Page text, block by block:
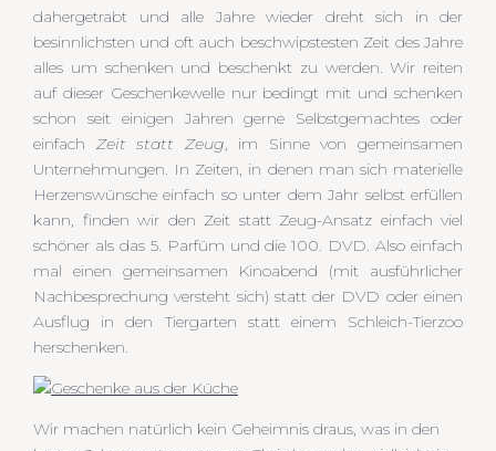
dahergetrabt und alle Jahre wieder dreht sich in der
besinnlichsten und oft auch beschwipstesten Zeit des Jahre
alles um schenken und beschenkt zu werden. Wir reiten
auf dieser Geschenkewelle nur bedingt mit und schenken
schon seit einigen Jahren gerne Selbstgemachtes oder
einfach Zeit statt Zeug, im Sinne von gemeinsamen
Unternehmungen. In Zeiten, in denen man sich materielle
Herzenswünsche einfach so unter dem Jahr selbst erfüllen
kann, finden wir den Zeit statt Zeug-Ansatz einfach viel
schöner als das 5. Parfüm und die 100. DVD. Also einfach
mal einen gemeinsamen Kinoabend (mit ausführlicher
Nachbesprechung versteht sich) statt der DVD oder einen
Ausflug in den Tiergarten statt einem Schleich-Tierzoo
herschenken.
Wir machen natürlich kein Geheimnis draus, was in den